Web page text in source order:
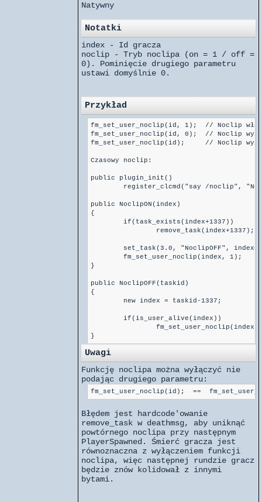
Natywny
Notatki
index - Id gracza
noclip - Tryb noclipa (on = 1 / off =
0). Pominięcie drugiego parametru
ustawi domyślnie 0.
Przykład
fm_set_user_noclip(id, 1);  // Noclip
fm_set_user_noclip(id, 0);  // Noclip
fm_set_user_noclip(id);     // Noclip
Czasowy noclip:
public plugin_init()
public NoclipON(index)
{
	if(task_exists(index+1337))
	fm_set_user_noclip(index, 1);
}
public NoclipOFF(taskid)
{
	if(is_user_alive(index))
		fm_set_user_noclip(index);
}
Uwagi
Funkcję noclipa można wyłączyć nie
podając drugiego parametru:
Błędem jest hardcode'owanie
remove_task w deathmsg, aby uniknąć
powtórnego noclipa przy następnym
PlayerSpawned. Śmierć gracza jest
równoznaczna z wyłączeniem funkcji
noclipa, więc następnej rundzie gracz
będzie znów kolidował z innymi
bytami.